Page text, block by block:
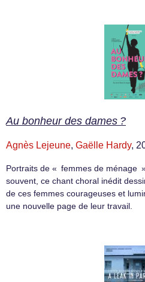
Au bonheur des dames ?
Agnès Lejeune, Gaëlle Hardy,
Portraits de « femmes de ménage
souvent, ce chant choral inédit
de ces femmes courageuses et
une nouvelle page de leur travail.